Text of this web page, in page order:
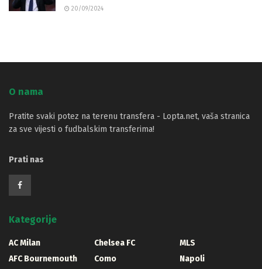
20/09/2024
O nama
Pratite svaki potez na terenu transfera - Lopta.net, vaša stranica
za sve vijesti o fudbalskim transferima!
Prati nas
Kategorije
AC Milan
AFC Bournemouth
Chelsea FC
Como
MLS
Napoli